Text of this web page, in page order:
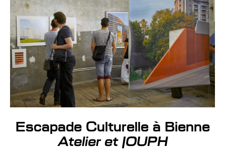
Escapade Culturelle à Bienne
Atelier et JOUPH